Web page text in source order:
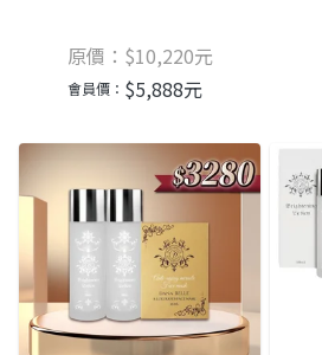
原價： $10,220元
會員價： $5,888元